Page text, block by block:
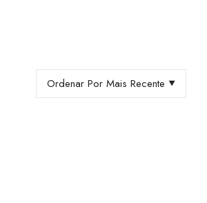
Ordenar Por Mais Recente